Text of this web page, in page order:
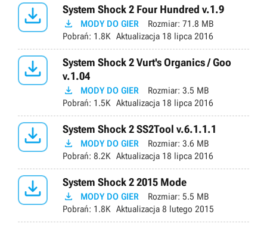
 System Shock 2 Four Hundred v.1.9
 MODY DO GIER Rozmiar: 71.8 MB
Pobrań: 1.8K Aktualizacja 18 lipca 2016

System Shock 2 Vurt's Organics / Goo
v.1.04
 MODY DO GIER Rozmiar: 3.5 MB
Pobrań: 1.5K Aktualizacja 18 lipca 2016
 System Shock 2 SS2Tool v.6.1.1.1
 MODY DO GIER Rozmiar: 3.6 MB
Pobrań: 8.2K Aktualizacja 18 lipca 2016
 System Shock 2 2015 Mode
 MODY DO GIER Rozmiar: 5.5 MB
Pobrań: 1.8K Aktualizacja 8 lutego 2015